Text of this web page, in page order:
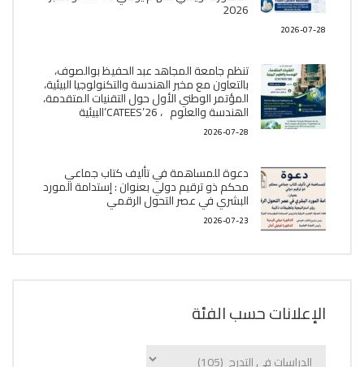
2026
2026-07-28
تنظم جامعة المجاهد عبد الحفيظ بوالصوف،
بالتعاون مع مخبر الھندسة والتكنولوجيا البیئیة،
المؤتمر الوطني الأول حول التقنيات المتقدمة،
الھندسة والعلوم ، CATEES’26’البیئية
2026-07-28
دعوة للمساهمة في تأليف كتاب جماعي
محكم ذو ترقيم دولي بعنوان : إستدامة المورد
البشري في عصر التحول الرقمي
2026-07-23
الإعلانات حسب الفئة
الإعلانات